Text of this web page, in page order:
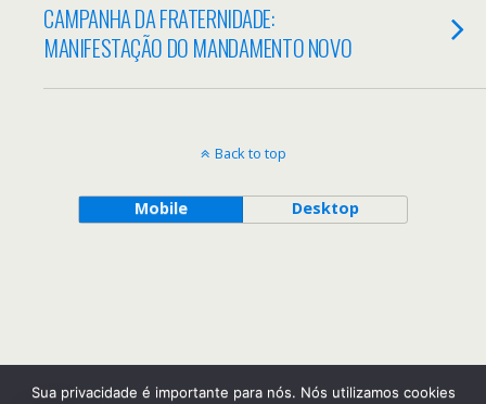
CAMPANHA DA FRATERNIDADE:
MANIFESTAÇÃO DO MANDAMENTO NOVO
Back to top
Mobile Desktop
Sua privacidade é importante para nós. Nós utilizamos cookies